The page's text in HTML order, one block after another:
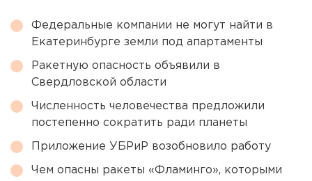
Федеральные компании не могут найти в
Екатеринбурге земли под апартаменты
Ракетную опасность объявили в
Свердловской области
Численность человечества предложили
постепенно сократить ради планеты
Приложение УБРиР возобновило работу
Чем опасны ракеты «Фламинго», которыми